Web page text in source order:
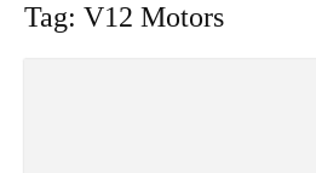
Tag: V12 Motors